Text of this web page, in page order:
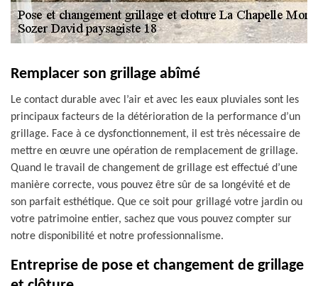
Remplacer son grillage abîmé
Le contact durable avec l’air et avec les eaux pluviales sont les
principaux facteurs de la détérioration de la performance d’un
grillage. Face à ce dysfonctionnement, il est très nécessaire de
mettre en œuvre une opération de remplacement de grillage.
Quand le travail de changement de grillage est effectué d’une
manière correcte, vous pouvez être sûr de sa longévité et de
son parfait esthétique. Que ce soit pour grillagé votre jardin ou
votre patrimoine entier, sachez que vous pouvez compter sur
notre disponibilité et notre professionnalisme.
Entreprise de pose et changement de grillage